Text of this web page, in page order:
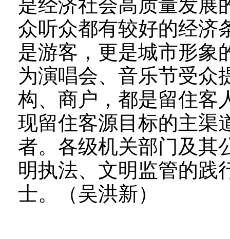
是经济社会高质量发展
众听众都有较好的经济
是游客，更是城市形象
为演唱会、音乐节受众
构、商户，都是留住客
现留住客源目标的主渠
者。各级机关部门及其
明执法、文明监管的践
士。（吴洪新）